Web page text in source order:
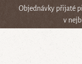
Objednávky přijaté
v